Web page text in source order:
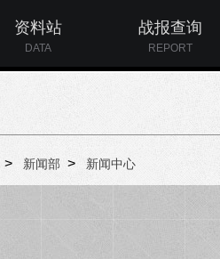
资料站
DATA
战报查询
REPORT
> 新闻部 > 新闻中心